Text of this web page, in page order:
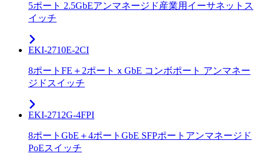
5ポート 2.5GbEアンマネージド産業用イーサネットス
イッチ
EKI-2710E-2CI
8ポートFE＋2ポートｘGbE コンボポート アンマネー
ジドスイッチ
EKI-2712G-4FPI
8ポートGbE＋4ポートGbE SFPポートアンマネージド
PoEスイッチ